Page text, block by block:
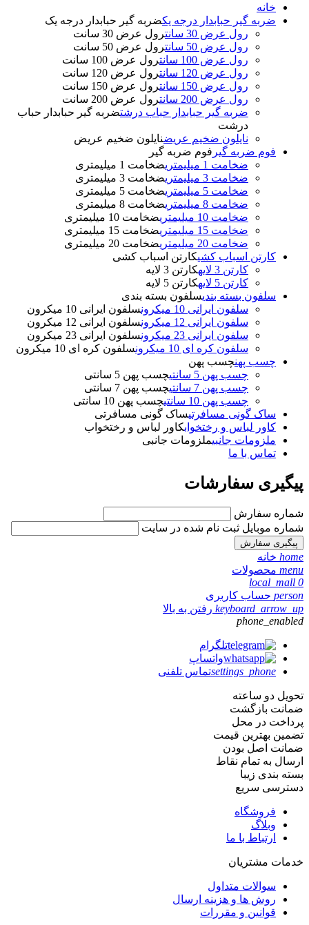
خانه
ضربه گیر حبابدار درجه یکضربه گیر حبابدار درجه یک
رول عرض 30 سانت
رول عرض 30 سانت
رول عرض 50 سانت
رول عرض 50 سانت
رول عرض 100 سانت
رول عرض 100 سانت
رول عرض 120 سانت
رول عرض 120 سانت
رول عرض 150 سانت
رول عرض 150 سانت
رول عرض 200 سانت
رول عرض 200 سانت
ضربه گیر حبابدار حباب درشتضربه گیر حبابدار حباب
درشت
نایلون ضخیم عریضنایلون ضخیم عریض
فوم ضربه گیر فوم ضربه گیر
ضخامت 1 میلیمتری
ضخامت 1 میلیمتری
ضخامت 3 میلیمتری
ضخامت 3 میلیمتری
ضخامت 5 میلیمتری
ضخامت 5 میلیمتری
ضخامت 8 میلیمتری
ضخامت 8 میلیمتری
ضخامت 10 میلیمتری
ضخامت 10 میلیمتری
ضخامت 15 میلیمتری
ضخامت 15 میلیمتری
ضخامت 20 میلیمتری
ضخامت 20 میلیمتری
کارتن اسباب کشیکارتن اسباب کشی
کارتن 3 لایه
کارتن 3 لایه
کارتن 5 لایه
کارتن 5 لایه
سلفون بسته بندیسلفون بسته بندی
سلفون ایرانی 10 میکرون
سلفون ایرانی 10 میکرون
سلفون ایرانی 12 میکرون
سلفون ایرانی 12 میکرون
سلفون ایرانی 23 میکرون
سلفون ایرانی 23 میکرون
سلفون کره ای 10 میکرون
سلفون کره ای 10 میکرون
چسب پهنچسب پهن
چسب پهن 5 سانتی
چسب پهن 5 سانتی
چسب پهن 7 سانتی
چسب پهن 7 سانتی
چسب پهن 10 سانتی
چسب پهن 10 سانتی
ساک گونی مسافرتیساک گونی مسافرتی
کاور لباس و رختخوابکاور لباس و رختخواب
ملزومات جانبیملزومات جانبی
تماس با ما
پیگیری سفارشات
شماره سفارش
شماره موبایل ثبت نام شده در سایت
home خانه
menu محصولات
local_mall 0
person حساب کاربری
keyboard_arrow_up رفتن به بالا
phone_enabled
تلگرام
واتساپ
settings_phoneتماس تلفنی
تحویل دو ساعته
ضمانت بازگشت
پرداخت در محل
تضمین بهترین قیمت
ضمانت اصل بودن
ارسال به تمام نقاط
بسته بندی زیبا
دسترسی سریع
فروشگاه
وبلاگ
ارتباط با ما
خدمات مشتریان
سوالات متداول
روش ها و هزینه ارسال
قوانین و مقررات